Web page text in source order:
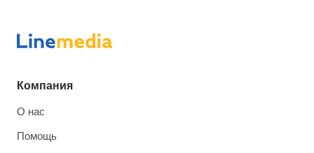
Компания
О нас
Помощь